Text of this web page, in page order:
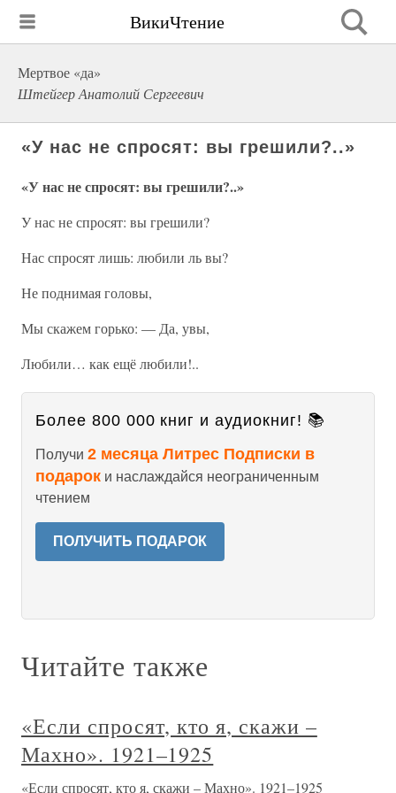
ВикиЧтение
Мертвое «да»
Штейгер Анатолий Сергеевич
«У нас не спросят: вы грешили?..»
«У нас не спросят: вы грешили?..»
У нас не спросят: вы грешили?
Нас спросят лишь: любили ль вы?
Не поднимая головы,
Мы скажем горько: — Да, увы,
Любили… как ещё любили!..
Более 800 000 книг и аудиокниг! 📚
Получи 2 месяца Литрес Подписки в
подарок и наслаждайся неограниченным
чтением
ПОЛУЧИТЬ ПОДАРОК
Читайте также
«Если спросят, кто я, скажи –
Махно». 1921–1925
«Если спросят, кто я, скажи – Махно». 1921–1925